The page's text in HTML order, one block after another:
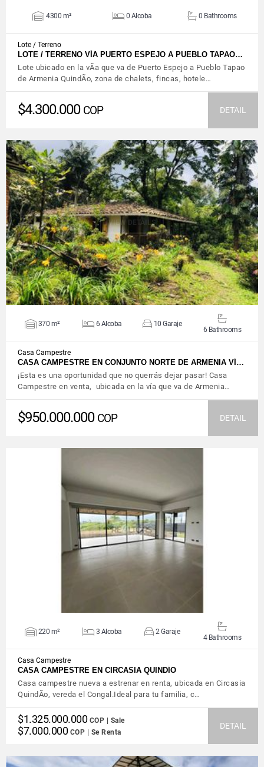
4300 m² 0 Alcoba 0 Bathrooms
Lote / Terreno
LOTE / TERRENO VÍA PUERTO ESPEJO A PUEBLO TAPAO…
Lote ubicado en la vÃ­a que va de Puerto Espejo a Pueblo Tapao
de Armenia QuindÃ­o, zona de chalets, fincas, hotele…
$4.300.000 COP DETAIL
VIEW DETAILS
370 m² 6 Alcoba 10 Garaje
6 Bathrooms
Casa Campestre
CASA CAMPESTRE EN CONJUNTO NORTE DE ARMENIA VÍ…
¡Esta es una oportunidad que no querrás dejar pasar! Casa
Campestre en venta, ubicada en la vía que va de Armenia…
$950.000.000 COP DETAIL
VIEW DETAILS
220 m² 3 Alcoba 2 Garaje
4 Bathrooms
Casa Campestre
CASA CAMPESTRE EN CIRCASIA QUINDÍO
Casa campestre nueva a estrenar en renta, ubicada en Circasia
QuindÃ­o, vereda el Congal.Ideal para tu familia, c…
$1.325.000.000 COP | Sale
$7.000.000 COP | Se Renta
DETAIL